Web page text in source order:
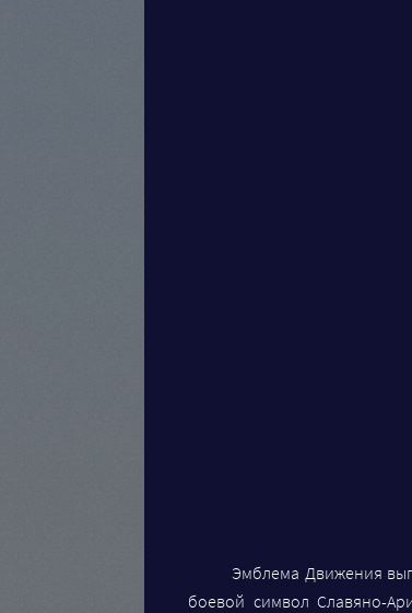
Эмблема Движения
боевой символ Славяно-